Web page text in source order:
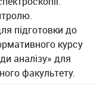
підготовки до
курсу
аналізу» для
факультету.